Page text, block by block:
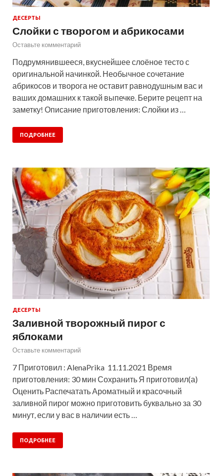
ДЕСЕРТЫ
Слойки с творогом и абрикосами
Оставьте комментарий
Подрумянившееся, вкуснейшее слоёное тесто с
оригинальной начинкой. Необычное сочетание
абрикосов и творога не оставит равнодушным вас и
ваших домашних к такой выпечке. Берите рецепт на
заметку! Описание приготовления: Слойки из …
ПОДРОБНЕЕ
ДЕСЕРТЫ
Заливной творожный пирог с
яблоками
Оставьте комментарий
7 Приготовил : AlenaPrika 11.11.2021 Время
приготовления: 30 мин Сохранить Я приготовил(а)
Оценить Распечатать Ароматный и красочный
заливной пирог можно приготовить буквально за 30
минут, если у вас в наличии есть …
ПОДРОБНЕЕ